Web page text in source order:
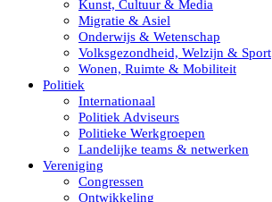
Kunst, Cultuur & Media
Migratie & Asiel
Onderwijs & Wetenschap
Volksgezondheid, Welzijn & Sport
Wonen, Ruimte & Mobiliteit
Politiek
Internationaal
Politiek Adviseurs
Politieke Werkgroepen
Landelijke teams & netwerken
Vereniging
Congressen
Ontwikkeling